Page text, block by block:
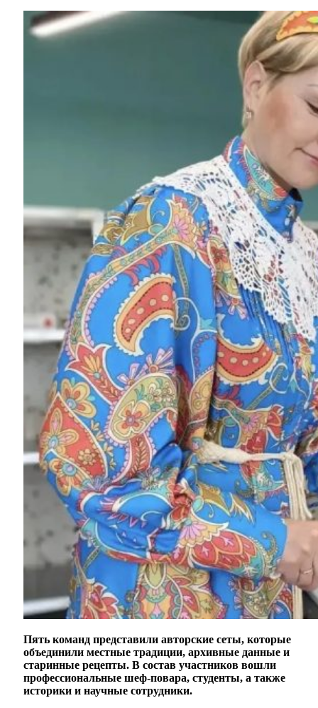
Пять команд представили авторские сеты, которые
объединили местные традиции, архивные данные и
старинные рецепты. В состав участников вошли
профессиональные шеф-повара, студенты, а также
историки и научные сотрудники.